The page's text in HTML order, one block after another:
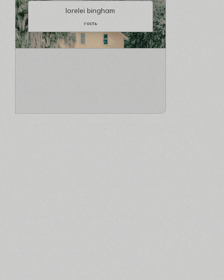
lorelei bingham
гость